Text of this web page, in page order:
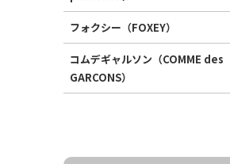
フォクシー（FOXEY）
コムデギャルソン（COMME des
GARCONS）